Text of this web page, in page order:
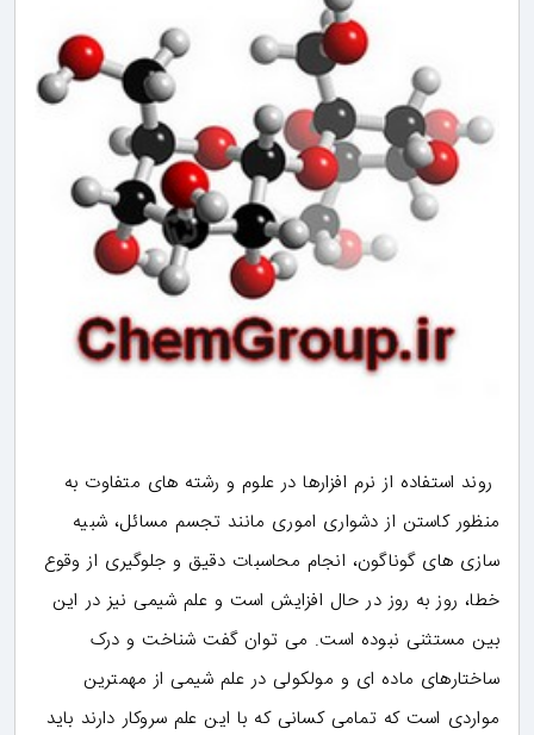
روند استفاده از نرم افزارها در علوم و رشته های متفاوت به
منظور کاستن از دشواری اموری مانند تجسم مسائل، شبیه
سازی های گوناگون، انجام محاسبات دقیق و جلوگیری از وقوع
خطا، روز به روز در حال افزایش است و علم شیمی نیز در این
بین مستثنی نبوده است. می توان گفت شناخت و درک
ساختارهای ماده ای و مولکولی در علم شیمی از مهمترین
مواردی است که تمامی کسانی که با این علم سروکار دارند باید